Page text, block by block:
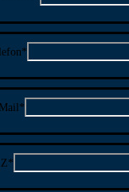
*
*
*